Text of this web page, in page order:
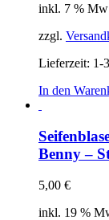
inkl. 7 %
zzgl.
Lieferzeit: 1-
In den
Benny –
5,00 €
inkl. 19 %